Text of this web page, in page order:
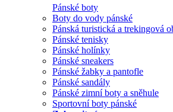
Pánské boty
Boty do vody pánské
Pánská turistická a trekingová
Pánské tenisky
Pánské holínky
Pánské sneakers
Pánské žabky a pantofle
Pánské sandály
Pánské zimní boty a sněhule
Sportovní boty pánské